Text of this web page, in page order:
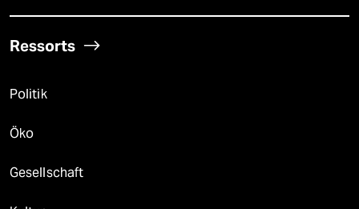
Ressorts
Politik
Öko
Gesellschaft